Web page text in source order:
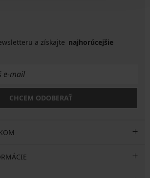
a získajte najhorúcejšie
CHCEM ODOBERAŤ